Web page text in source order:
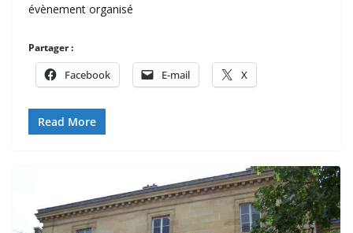
évènement organisé
Partager :
Facebook E-mail X
Read More